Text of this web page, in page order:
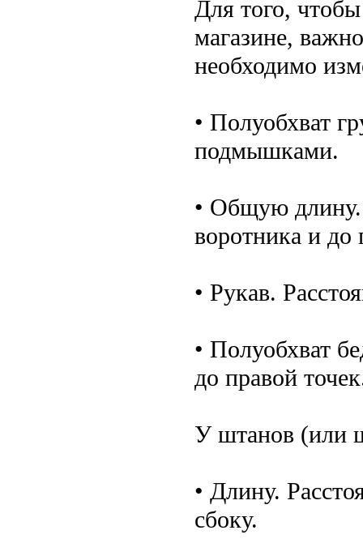
Для того,
магазине,
необходимо
• Полуобхват
подмышками.
• Общую длину.
воротника и до
• Рукав.
• Полуобхват
до правой
У штанов (или
• Длину.
сбоку.